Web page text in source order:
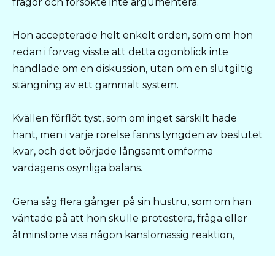
Hon accepterade helt enkelt orden, som om hon
redan i förväg visste att detta ögonblick inte
handlade om en diskussion, utan om en slutgiltig
stängning av ett gammalt system.
Kvällen förflöt tyst, som om inget särskilt hade
hänt, men i varje rörelse fanns tyngden av beslutet
kvar, och det började långsamt omforma
vardagens osynliga balans.
Gena såg flera gånger på sin hustru, som om han
väntade på att hon skulle protestera, fråga eller
åtminstone visa någon känslomässig reaktion,